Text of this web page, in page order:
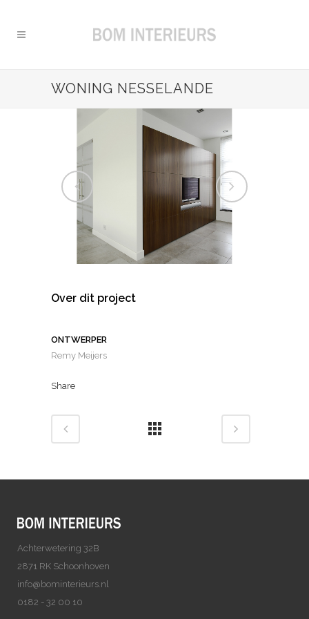
WONING NESSELANDE
Over dit project
ONTWERPER
Remy Meijers
Share
Achterwetering 32B
2871 RK Schoonhoven
info@bominterieurs.nl
0182 - 32 00 10